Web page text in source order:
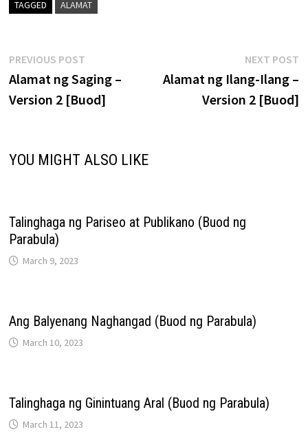
TAGGED ALAMAT
Post
navigation
PREVIOUS POSTPrevious
post:
Alamat ng Saging –
Version 2 [Buod]
NEXT POST
Alamat ng Ilang-Ilang –
Version 2 [Buod]
YOU MIGHT ALSO LIKE
Talinghaga ng Pariseo at Publikano (Buod ng
Parabula)
March 9, 2023
Ang Balyenang Naghangad (Buod ng Parabula)
March 10, 2023
Talinghaga ng Ginintuang Aral (Buod ng Parabula)
March 11, 2023